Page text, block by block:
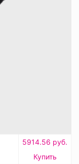
5914.56 руб.
Купить